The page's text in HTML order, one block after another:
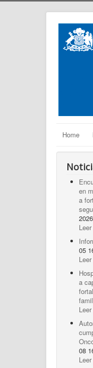
Home
en
a
05
a
08